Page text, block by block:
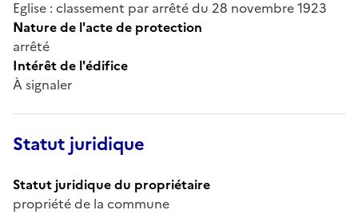
Eglise : classement par arrêté du 28 novembre 1923
Nature de l'acte de protection
arrêté
Intérêt de l'édifice
À signaler
Statut juridique
Statut juridique du propriétaire
propriété de la commune